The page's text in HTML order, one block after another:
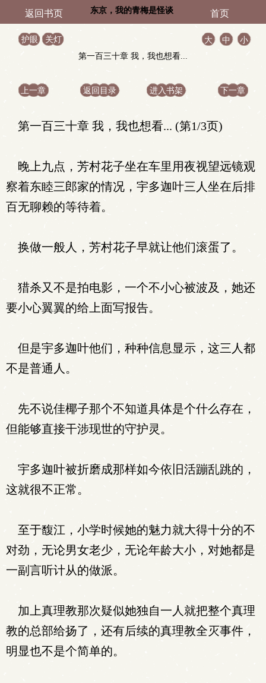
返回书页 东京，我的青梅是怪谈 首页
护眼 关灯 大 中
小
第一百三十章 我，我也想看...
上一章 返回目录 进入书架 下一章
第一百三十章 我，我也想看... (第1/3页)
晚上九点，芳村花子坐在车里用夜视望远镜观
察着东睦三郎家的情况，宇多迦叶三人坐在后排
百无聊赖的等待着。
换做一般人，芳村花子早就让他们滚蛋了。
猎杀又不是拍电影，一个不小心被波及，她还
要小心翼翼的给上面写报告。
但是宇多迦叶他们，种种信息显示，这三人都
不是普通人。
先不说佳椰子那个不知道具体是个什么存在，
但能够直接干涉现世的守护灵。
宇多迦叶被折磨成那样如今依旧活蹦乱跳的，
这就很不正常。
至于馥江，小学时候她的魅力就大得十分的不
对劲，无论男女老少，无论年龄大小，对她都是
一副言听计从的做派。
加上真理教那次疑似她独自一人就把整个真理
教的总部给扬了，还有后续的真理教全灭事件，
明显也不是个简单的。